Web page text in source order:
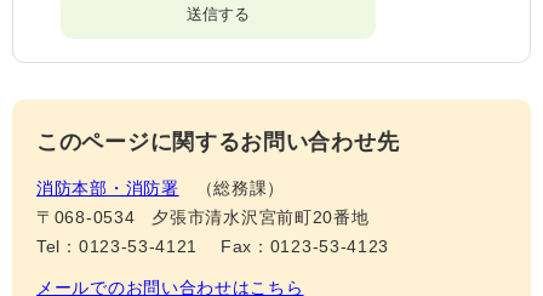
このページに関するお問い合わせ先
消防本部・消防署
総務課
〒068-0534
夕張市清水沢宮前町20番地
Tel：0123-53-4121
Fax：0123-53-4123
メールでのお問い合わせはこちら